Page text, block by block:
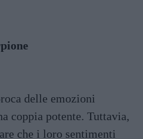
delle emozioni
coppia potente. Tuttavia,
che i loro sentimenti